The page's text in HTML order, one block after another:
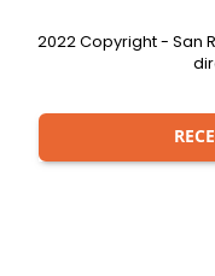
2022 Copyright - San